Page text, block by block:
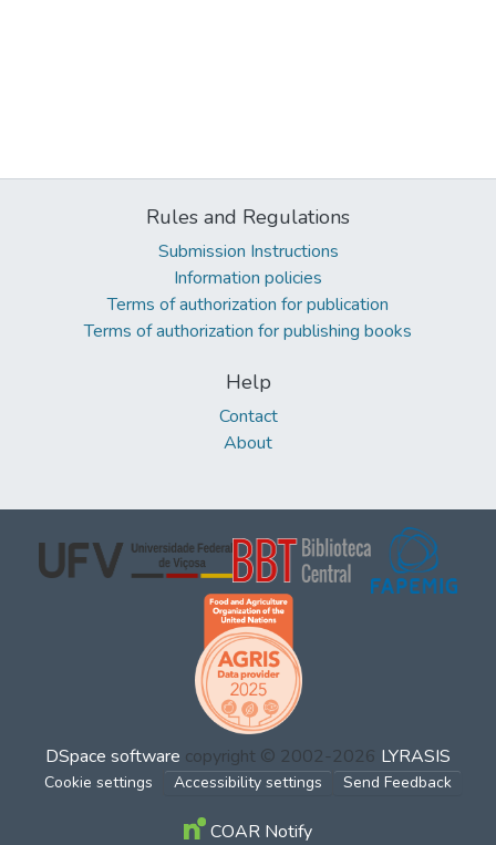
Rules and Regulations
Submission Instructions
Information policies
Terms of authorization for publication
Terms of authorization for publishing books
Help
Contact
About
DSpace software copyright © 2002-2026 LYRASIS
Cookie settings Accessibility settings Send Feedback
COAR Notify